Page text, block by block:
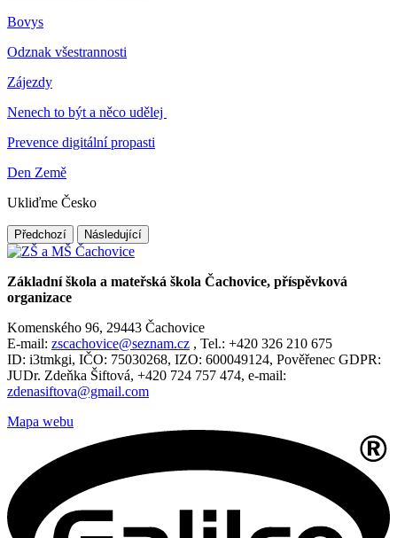
Bovys
Odznak všestrannosti
Zájezdy
Nenech to být a něco udělej
Prevence digitální propasti
Den Země
Ukliďme Česko
Předchozí Následující
Základní škola a mateřská škola Čachovice, příspěvková
organizace
Komenského 96, 29443 Čachovice
E-mail: zscachovice@seznam.cz , Tel.: +420 326 210 675
ID: i3tmkgi, IČO: 75030268, IZO: 600049124, Pověřenec GDPR:
JUDr. Zdeňka Šiftová, +420 724 757 474, e-mail:
zdenasiftova@gmail.com
Mapa webu